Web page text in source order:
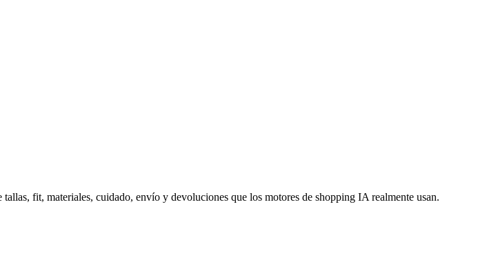
fit, materiales, cuidado, envío y devoluciones que los motores de shopping IA realmente usan.